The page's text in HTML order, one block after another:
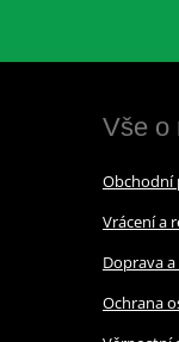
Vše o
Obchodní
Vrácení a
Doprava
Ochrana